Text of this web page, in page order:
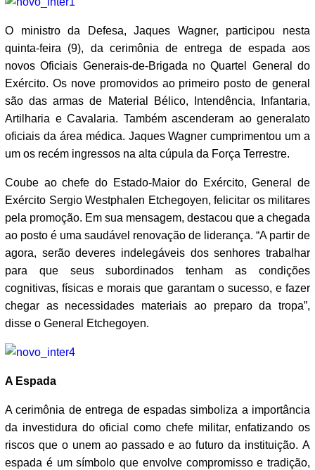
O ministro da Defesa, Jaques Wagner, participou nesta
quinta-feira (9), da cerimônia de entrega de espada aos
novos Oficiais Generais-de-Brigada no Quartel General do
Exército. Os nove promovidos ao primeiro posto de general
são das armas de Material Bélico, Intendência, Infantaria,
Artilharia e Cavalaria. Também ascenderam ao generalato
oficiais da área médica. Jaques Wagner cumprimentou um a
um os recém ingressos na alta cúpula da Força Terrestre.
Coube ao chefe do Estado-Maior do Exército, General de
Exército Sergio Westphalen Etchegoyen, felicitar os militares
pela promoção. Em sua mensagem, destacou que a chegada
ao posto é uma saudável renovação de liderança. “A partir de
agora, serão deveres indelegáveis dos senhores trabalhar
para que seus subordinados tenham as condições
cognitivas, físicas e morais que garantam o sucesso, e fazer
chegar as necessidades materiais ao preparo da tropa”,
disse o General Etchegoyen.
A Espada
A cerimônia de entrega de espadas simboliza a importância
da investidura do oficial como chefe militar, enfatizando os
riscos que o unem ao passado e ao futuro da instituição. A
espada é um símbolo que envolve compromisso e tradição,